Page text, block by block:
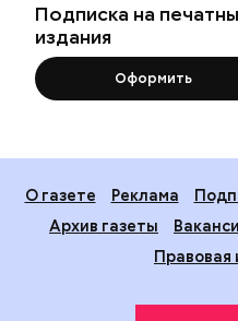
Подписка на
издания
Оформить
О газете Реклама
Архив газеты
Правовая